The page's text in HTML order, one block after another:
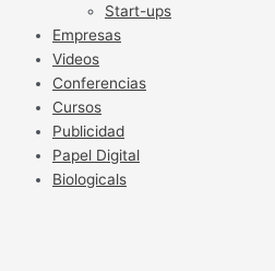
Start-ups
Empresas
Videos
Conferencias
Cursos
Publicidad
Papel Digital
Biologicals